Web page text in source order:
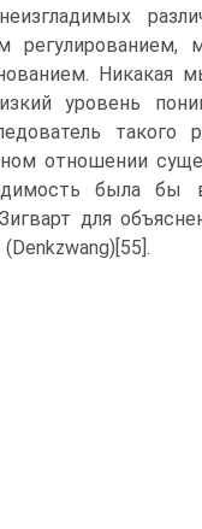
Никакая
уровень
отношении
была
для